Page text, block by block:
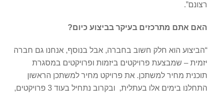
רצונם”.
האם אתם מתרכזים בעיקר בביצוע כיום?
“הביצוע הוא חלק חשוב בחברה, אבל בנוסף, אנחנו גם חברה
יזמית – שמבצעת פרויקטים ביזמות ופרויקטים במסגרת
תוכנית מחיר למשתכן. את פרויקט מחיר למשתכן הראשון
התחלנו בימים אלו בעתלית, ובקרוב נתחיל בעוד 3 פרויקטים,